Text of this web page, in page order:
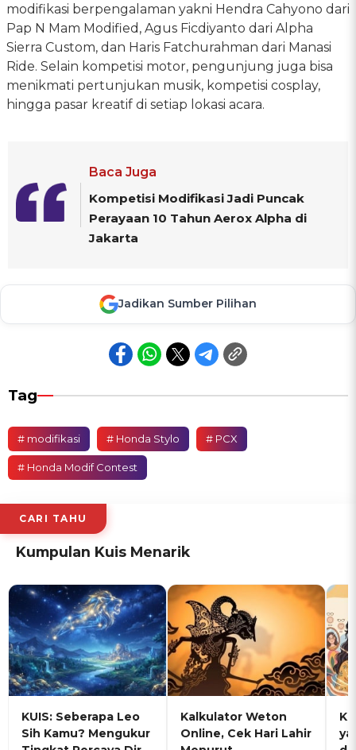
modifikasi berpengalaman yakni Hendra Cahyono dari
Pap N Mam Modified, Agus Ficdiyanto dari Alpha
Sierra Custom, dan Haris Fatchurahman dari Manasi
Ride. Selain kompetisi motor, pengunjung juga bisa
menikmati pertunjukan musik, kompetisi cosplay,
hingga pasar kreatif di setiap lokasi acara.
Baca Juga
Kompetisi Modifikasi Jadi Puncak
Perayaan 10 Tahun Aerox Alpha di
Jakarta
Jadikan Sumber Pilihan
Tag
# modifikasi # Honda Stylo # PCX
# Honda Modif Contest
CARI TAHU
Kumpulan Kuis Menarik
KUIS: Seberapa Leo
Sih Kamu? Mengukur
Kalkulator Weton
Online, Cek Hari Lahir